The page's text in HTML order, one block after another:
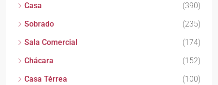
Casa
(390)
Sobrado
(235)
Sala Comercial
(174)
Chácara
(152)
Casa Térrea
(100)